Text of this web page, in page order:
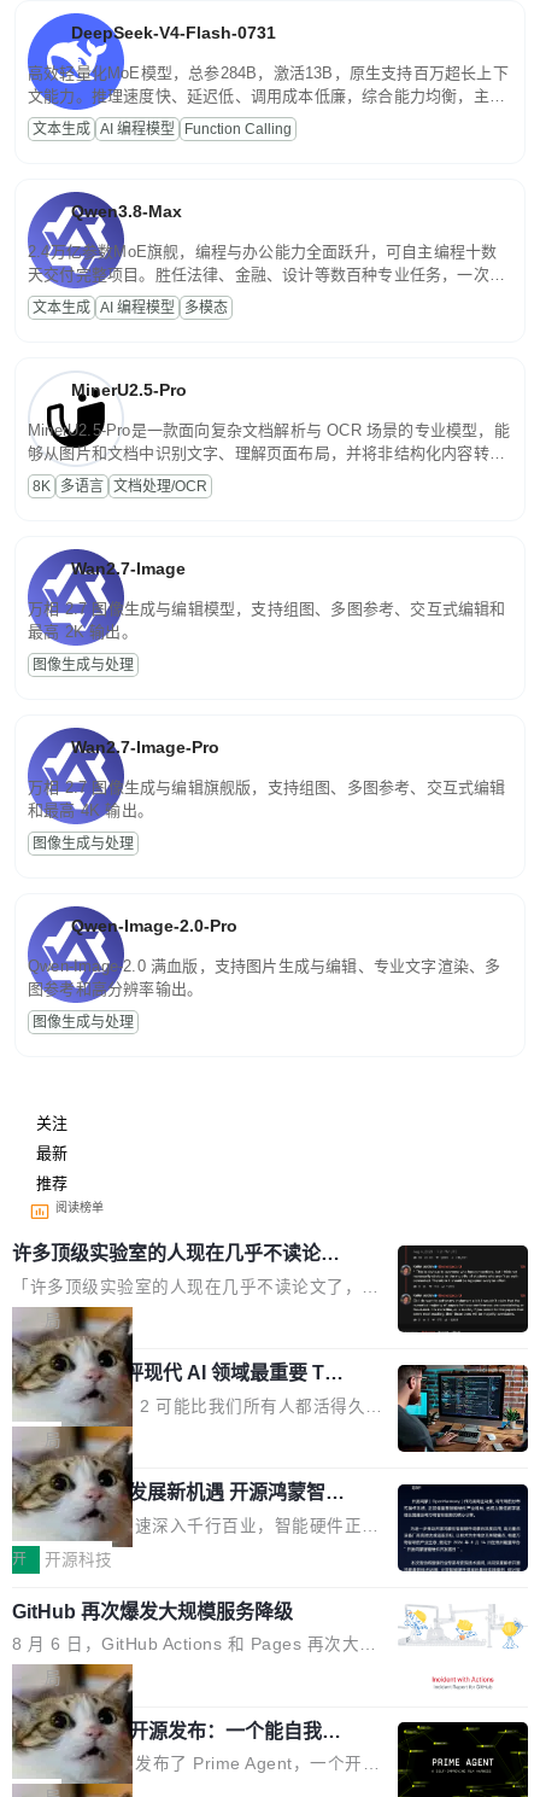
DeepSeek-V4-Flash-0731
高效轻量化MoE模型，总参284B，激活13B，原生支持百万超长上下
文能力。推理速度快、延迟低、调用成本低廉，综合能力均衡，主打
高并发、轻量化任务，适合日常对话、内容创作、基础 RAG、批量
文案处理等普惠刚需场景。
文本生成 AI 编程模型 Function Calling
Qwen3.8-Max
2.4万亿参数MoE旗舰，编程与办公能力全面跃升，可自主编程十数
天交付完整项目。胜任法律、金融、设计等数百种专业任务，一次对
话端到端交付生产级成果。原生视觉理解贯穿规划、执行与验证全流
程，支持超长文档与长视频的深度语义解析。长程任务中自主规划与
文本生成 AI 编程模型 多模态
MinerU2.5-Pro
MinerU2.5-Pro是一款面向复杂文档解析与 OCR 场景的专业模型，能
够从图片和文档中识别文字、理解页面布局，并将非结构化内容转换
为便于存储、检索和二次处理的结构化结果。
8K 多语言 文档处理/OCR
Wan2.7-Image
万相 2.7 图像生成与编辑模型，支持组图、多图参考、交互式编辑和
最高 2K 输出。
图像生成与处理
Wan2.7-Image-Pro
万相 2.7 图像生成与编辑旗舰版，支持组图、多图参考、交互式编辑
和最高 4K 输出。
图像生成与处理
Qwen-Image-2.0-Pro
Qwen-Image-2.0 满血版，支持图片生成与编辑、专业文字渲染、多
图参考和高分辨率输出。
图像生成与处理
关注
最新
推荐
阅读榜单
许多顶级实验室的人现在几乎不读论文
了
「许多顶级实验室的人现在几乎不读论文了，而
且他们认为 ICLR/ICML/NeurIPS 充斥着大量过
度宣传和欺诈。」 OpenAI 研究员 Keller Jorda
n 这条推文引发了广泛讨论。他不是在说风凉
话，他是说出了一个圈内人尽皆知但很少公开捅
破的事实。 Jordan 随后补充了一句软化声明：
「我不认为这些会议上大部分论文都在过度宣传
或造假。问题是，作为读者，如果你筛选出那些
看起来最令人兴奋的论文，那它们大部分都是过
度宣传的。」 这才是真正的痛点。不是所有论文
都有问题，是最吸引眼球的那批论文最有问题。
他引用的帖子来自 Mathew Shen，一位 ICLR 2
026 的读者：「看了篇 ...
局
xAI 前工程师评现代 AI 领域最重要 Top
3 开源项目
Flash Attention 2 可能比我们所有人都活得久。
这句话不是来自某个技术博客，而是出自 Hieu
Pham 的一条推文。Hieu Pham 是谁？他是 xAI
的早期工程师之一，在 Grok 训练基础设施团队
工作过。近日他在 X 上发了一条帖子，列出了他
认为现代 AI 领域最重要的三个开源项目。 第一
个名字毫无悬念：Flash Attention 2。 Hieu 的
理由很具体。FA 系列不需要解释，但 FA2 是他
认为最重要的一个——复杂度恰到好处，刚好能
驱动你去学 CuTe，但还没被那些"邪恶的" Hopp
er++ 优化所淹没，足够容易修改和适配。 更关
键的是 FA2 的持久性...
局
共商智能硬件发展新机遇 开源鸿蒙智能
硬件开发者日杭州站即将举行
随着万物智联加速深入千行百业，智能硬件正从
单点设备迈向智能化、网联化、协同化发展。作
鸿蒙通过统一技术底座和分布式能力，为不同类
型智能设备的开发、连接与互联提供关键支撑，
也为产业链企业探索产品创新与商业增长打开新
的空间。 8月14日，开源鸿蒙智能硬件开发者日
（OHDD：OpenHarmony Hardware Develope
r Day）将在杭州启航。活动面向智能硬件产业
链企业和开发者，邀请行业专家与资深技术顾
开 开源科技
GitHub 再次爆发大规模服务降级
8 月 6 日，GitHub Actions 和 Pages 再次大规
模服务降级，Actions 完全不可用超过 5 小时，
webhook 停发，连自托管 runner 也因调度层故
障无法工作。Pages、Copilot code review、C
opilot coding agent 全部受影响。从检测到完全
恢复，大约 12 小时。 这是 2026 年 8 月的第六
局
Prime Agent 开源发布：一个能自我改
进的编程 Agent，ARC-AGI 3 超越人类
专家基线
Prime Intellect 发布了 Prime Agent，一个开源
的编程 Agent Harness，核心设计围绕两个抽